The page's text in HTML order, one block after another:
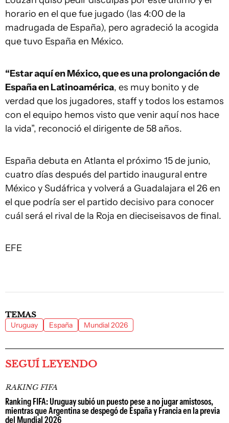
horario en el que fue jugado (las 4:00 de la
madrugada de España), pero agradeció la acogida
que tuvo España en México.
“Estar aquí en México, que es una prolongación de
España en Latinoamérica, es muy bonito y de
verdad que los jugadores, staff y todos los estamos
con el equipo hemos visto que venir aquí nos hace
la vida”, reconoció el dirigente de 58 años.
España debuta en Atlanta el próximo 15 de junio,
cuatro días después del partido inaugural entre
México y Sudáfrica y volverá a Guadalajara el 26 en
el que podría ser el partido decisivo para conocer
cuál será el rival de la Roja en dieciseisavos de final.
EFE
TEMAS
Uruguay España Mundial 2026
SEGUÍ LEYENDO
RAKING FIFA
Ranking FIFA: Uruguay subió un puesto pese a no jugar amistosos,
mientras que Argentina se despegó de España y Francia en la previa
del Mundial 2026